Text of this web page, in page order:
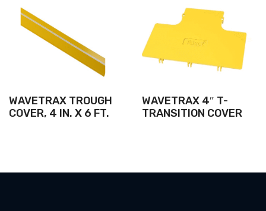
WAVETRAX TROUGH
COVER, 4 IN. X 6 FT.
WAVETRAX 4″ T-
TRANSITION COVER